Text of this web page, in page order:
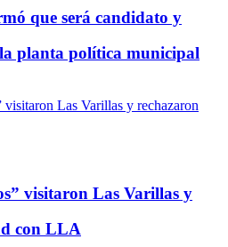
que será candidato y
planta política municipal
visitaron Las Varillas y
con LLA